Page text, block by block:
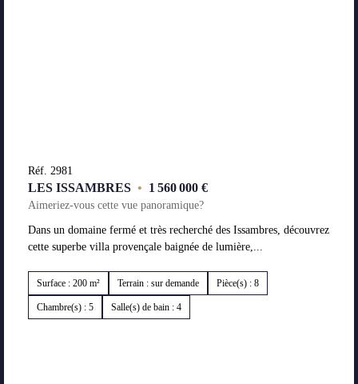
Réf. 2981
LES ISSAMBRES • 1 560 000 €
Aimeriez-vous cette vue panoramique?
Dans un domaine fermé et très recherché des Issambres, découvrez
cette superbe villa provençale baignée de lumière,...
Surface : 200 m² Terrain : sur demande Pièce(s) : 8
Chambre(s) : 5 Salle(s) de bain : 4